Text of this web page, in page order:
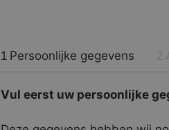
1 Persoonlijke gegevens
Vul eerst uw persoonlijke